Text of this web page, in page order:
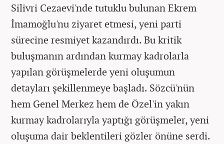
Silivri Cezaevi'nde tutuklu bulunan Ekrem
İmamoğlu'nu ziyaret etmesi, yeni parti
sürecine resmiyet kazandırdı. Bu kritik
buluşmanın ardından kurmay kadrolarla
yapılan görüşmelerde yeni oluşumun
detayları şekillenmeye başladı. Sözcü'nün
hem Genel Merkez hem de Özel'in yakın
kurmay kadrolarıyla yaptığı görüşmeler, yeni
oluşuma dair beklentileri gözler önüne serdi.